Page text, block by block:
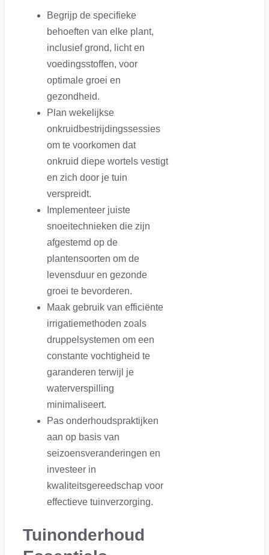
Begrijp de specifieke
behoeften van elke plant,
inclusief grond, licht en
voedingsstoffen, voor
optimale groei en
gezondheid.
Plan wekelijkse
onkruidbestrijdingssessies
om te voorkomen dat
onkruid diepe wortels vestigt
en zich door je tuin
verspreidt.
Implementeer juiste
snoeitechnieken die zijn
afgestemd op de
plantensoorten om de
levensduur en gezonde
groei te bevorderen.
Maak gebruik van efficiënte
irrigatiemethoden zoals
druppelsystemen om een
constante vochtigheid te
garanderen terwijl je
waterverspilling
minimaliseert.
Pas onderhoudspraktijken
aan op basis van
seizoensveranderingen en
investeer in
kwaliteitsgereedschap voor
effectieve tuinverzorging.
Tuinonderhoud